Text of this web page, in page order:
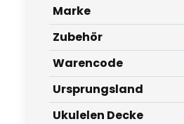
Marke
Zubehör
Warencode
Ursprungsland
Ukulelen Decke